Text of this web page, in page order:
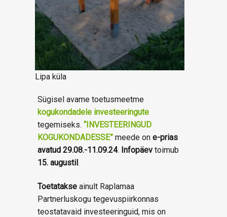
Lipa küla
Sügisel avame toetusmeetme
kogukondadele investeeringute
tegemiseks. “INVESTEERINGUD
KOGUKONDADESSE” meede on e-prias
avatud 29.08.-11.09.24. Infopäev toimub
15. augustil.
Toetatakse ainult Raplamaa
Partnerluskogu tegevuspiirkonnas
teostatavaid investeeringuid, mis on